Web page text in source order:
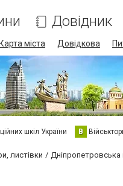
Довідник
Карта міста Довідкова
шкіл України В
листівки